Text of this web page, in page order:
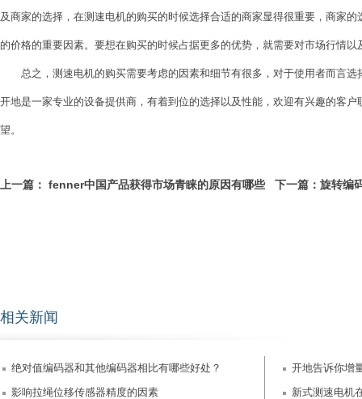
及商家的选择，在测速电机的购买的时候选择合适的商家显得很重要，商家
的价格的重要因素。要想在购买的时候占据更多的优势，就需要对市场行情
总之，测速电机的购买需要考虑的因素和细节有很多，对于使用者而言选
开地是一家专业的设备提供商，有着到位的选择以及性能，欢迎有兴趣的客
望。
上一篇： fenner中国产品获得市场青睐的原因有哪些 下一篇： 旋转编
相关新闻
绝对值编码器和其他编码器相比有哪些好处？
开地告诉你增
影响拉绳位移传感器精度的因素
新式测速电机